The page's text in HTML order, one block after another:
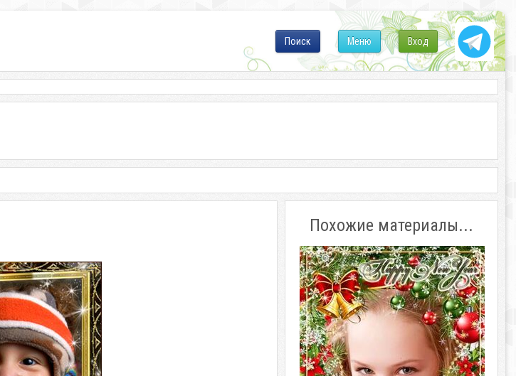
Вход
Меню
Поиск
Похожие материалы...